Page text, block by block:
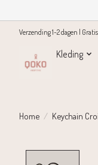
Verzending 1-2 dagen |
Kleding
Home / Keychain